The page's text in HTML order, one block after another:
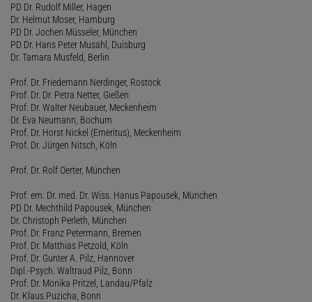
PD Dr. Rudolf Miller, Hagen
Dr. Helmut Moser, Hamburg
PD Dr. Jochen Müsseler, München
PD Dr. Hans Peter Musahl, Duisburg
Dr. Tamara Musfeld, Berlin
Prof. Dr. Friedemann Nerdinger, Rostock
Prof. Dr. Dr. Petra Netter, Gießen
Prof. Dr. Walter Neubauer, Meckenheim
Dr. Eva Neumann, Bochum
Prof. Dr. Horst Nickel (Emeritus), Meckenheim
Prof. Dr. Jürgen Nitsch, Köln
Prof. Dr. Rolf Oerter, München
Prof. em. Dr. med. Dr. Wiss. Hanus Papousek, München
PD Dr. Mechthild Papousek, München
Dr. Christoph Perleth, München
Prof. Dr. Franz Petermann, Bremen
Prof. Dr. Matthias Petzold, Köln
Prof. Dr. Gunter A. Pilz, Hannover
Dipl.-Psych. Waltraud Pilz, Bonn
Prof. Dr. Monika Pritzel, Landau/Pfalz
Dr. Klaus Puzicha, Bonn